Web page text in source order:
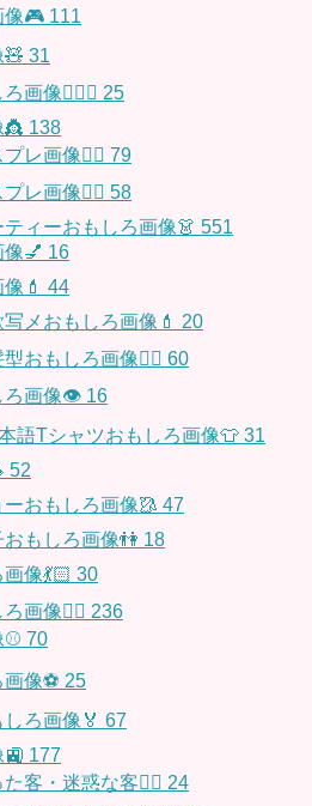
像🎮 111
🧸 31
画像🧍🏼‍♂️ 25
👸 138
レ画像🧝‍♀️ 79
レ画像🧝‍♂️ 58
ィーおもしろ画像👗 551
💅 16
💄 44
メおもしろ画像💄 20
おもしろ画像👱‍♀️ 60
ろ画像👁 16
語Tシャツおもしろ画像👕 31
52
おもしろ画像🥻 47
もしろ画像👫 18
像💃🏻 30
画像🏃‍♂️ 236
70
像⚽️ 25
ろ画像🏅 67
🚉 177
客・迷惑な客🤦‍♀️ 24